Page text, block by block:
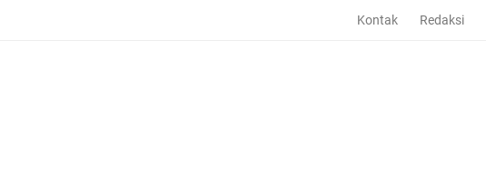
Kontak Redaksi